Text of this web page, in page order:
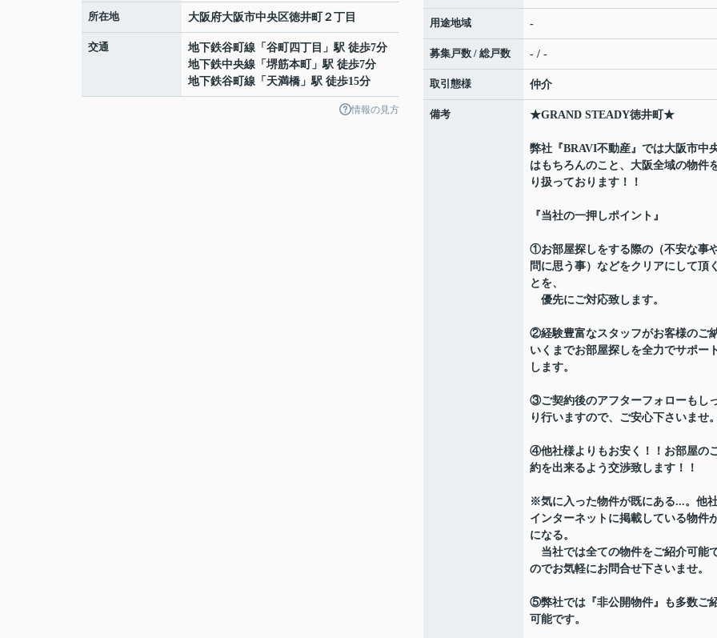
所在地 大阪府大阪市中央区徳井町 ２丁目
交通 地下鉄谷町線 「 谷町四丁目 」駅 徒歩7分
地下鉄中央線 「 堺筋本町
」駅 徒歩7分
地下鉄谷町線 「 天満橋 」駅 徒歩15分
情報の見方
用途地域 -
募集戸数 / 総戸数 - / -
取引態様 仲介
備考 ★GRAND STEADY徳井町★
弊社『BRAVI不動産』では大阪市中
はもちろんのこと、大阪全域の物件
り扱っております！！
『当社の一押しポイント』
①お部屋探しをする際の（不安な事
問に思う事）などをクリアにして頂
とを、
優先にご対応致します。
②経験豊富なスタッフがお客様のご
いくまでお部屋探しを全力でサポー
します。
③ご契約後のアフターフォローもし
り行いますので、ご安心下さいませ
④他社様よりもお安く！！お部屋の
約を出来るよう交渉致します！！
※気に入った物件が既にある...。他
インターネットに掲載している物件
になる。
当社では全ての物件をご紹介可能
のでお気軽にお問合せ下さいませ。
⑤弊社では『非公開物件』も多数ご
可能です。